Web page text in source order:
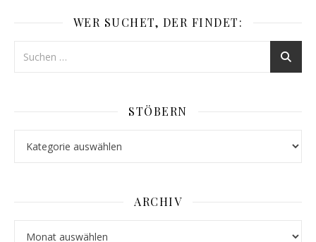
WER SUCHET, DER FINDET:
STÖBERN
ARCHIV